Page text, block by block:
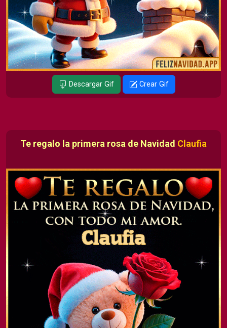
Descargar Gif Crear Gif
Te regalo la primera rosa de Navidad Claufia